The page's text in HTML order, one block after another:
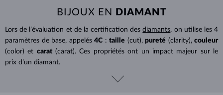
BIJOUX EN DIAMANT
Lors de l’évaluation et de la certification desdiamants, on utilise les 4
paramètres de base, appelés 4C : taille (cut), pureté (clarity), couleur
(color) et carat (carat). Ces propriétés ont un impact majeur sur le
prix d’un diamant.